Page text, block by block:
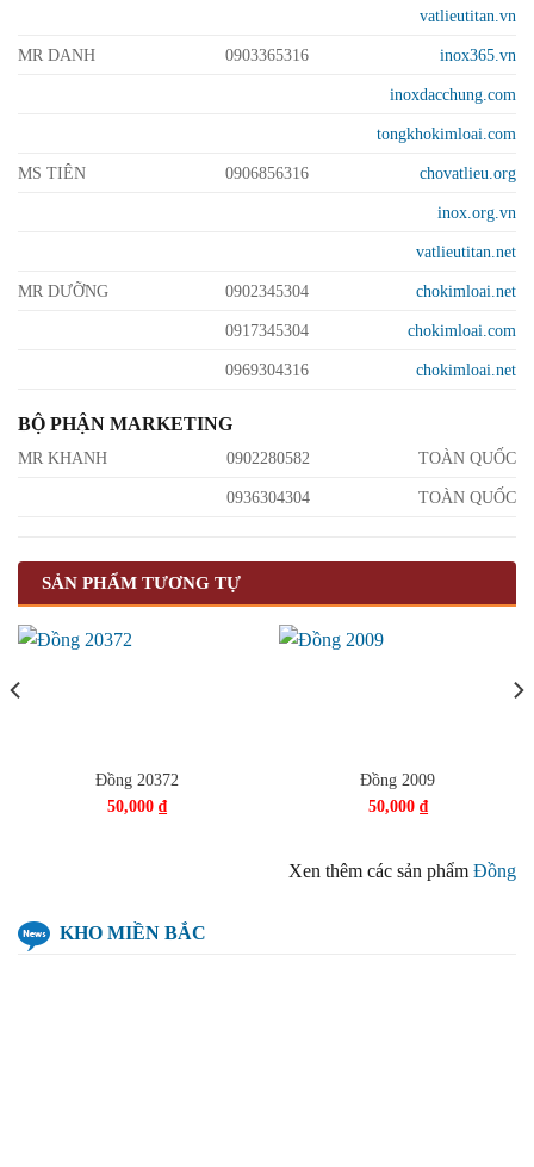
vatlieutitan.vn
MR DANH 0903365316 inox365.vn
inoxdacchung.com
tongkhokimloai.com
MS TIÊN 0906856316 chovatlieu.org
inox.org.vn
vatlieutitan.net
MR DƯỠNG 0902345304 chokimloai.net
0917345304 chokimloai.com
0969304316 chokimloai.net
BỘ PHẬN MARKETING
MR KHANH 0902280582 TOÀN QUỐC
0936304304 TOÀN QUỐC
SẢN PHẨM TƯƠNG TỰ
Đồng 20372
50,000 ₫
Đồng 2009
50,000 ₫
Xen thêm các sản phẩm Đồng
KHO MIỀN BẮC